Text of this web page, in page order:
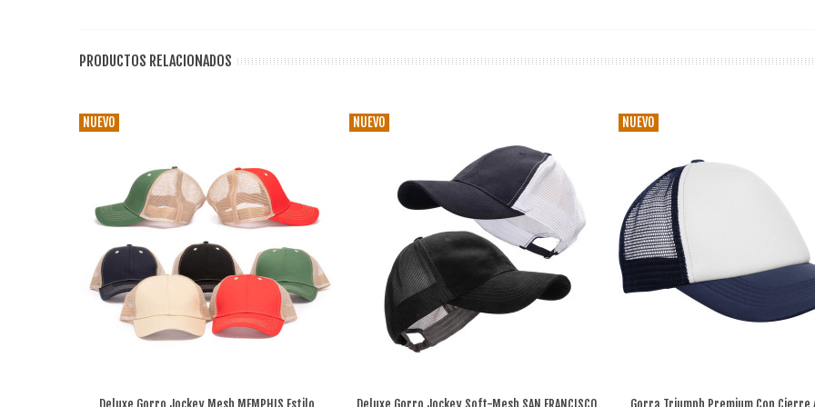
PRODUCTOS RELACIONADOS
NUEVO
Deluxe Gorro Jockey Mesh MEMPHIS Estilo
NUEVO
Deluxe Gorro Jockey Soft-Mesh SAN FRANCISCO
NUEVO
Gorra Triumph Premium Con Cierre